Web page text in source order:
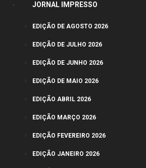
JORNAL IMPRESSO
EDIÇÃO DE AGOSTO 2026
EDIÇÃO DE JULHO 2026
EDIÇÃO DE JUNHO 2026
EDIÇÃO DE MAIO 2026
EDIÇÃO ABRIL 2026
EDIÇÃO MARÇO 2026
EDIÇÃO FEVEREIRO 2026
EDIÇÃO JANEIRO 2026